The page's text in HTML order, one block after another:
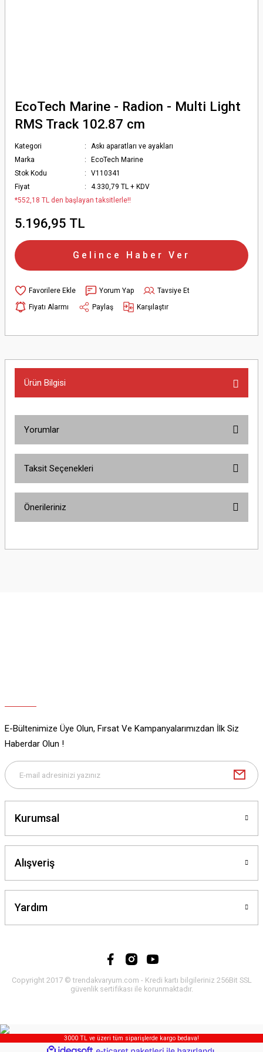
EcoTech Marine - Radion - Multi Light
RMS Track 102.87 cm
Kategori
Askı aparatları ve ayakları
Marka
EcoTech Marine
Stok Kodu
V110341
Fiyat
4.330,79 TL + KDV
*552,18 TL den başlayan taksitlerle!!
5.196,95 TL
Gelince Haber Ver
Yorum Yap
Tavsiye Et
Fiyatı Alarmı
Paylaş Karşılaştır
Ürün Bilgisi
Yorumlar
Taksit Seçenekleri
Önerileriniz
yetersiz gördüğünüz noktaları öneri formunu kullanarak tarafımıza
E-Bültenimize Üye Olun, Fırsat Ve Kampanyalarımızdan İlk Siz
Haberdar Olun !
Kurumsal
Alışveriş
Yardım
Copyright 2017 © trendakvaryum.com - Kredi kartı bilgileriniz 256Bit SSL
güvenlik sertifikası ile korunmaktadır.
3000 TL ve üzeri tüm siparişlerde kargo bedava!
ideasoft